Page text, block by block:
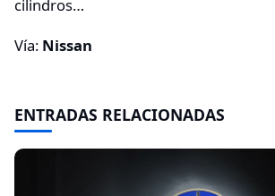
cilindros…
Vía: Nissan
ENTRADAS RELACIONADAS